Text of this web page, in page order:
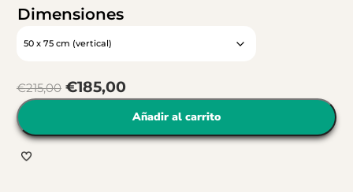
Dimensiones
€215,00 €185,00
Añadir al carrito